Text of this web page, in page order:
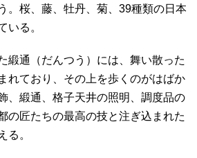
。桜、藤、牡丹、菊、39種類の日本
いる。
緞通（だんつう）には、舞い散った
れており、その上を歩くのがはばか
、緞通、格子天井の照明、調度品の
の匠たちの最高の技と注ぎ込まれた
る。